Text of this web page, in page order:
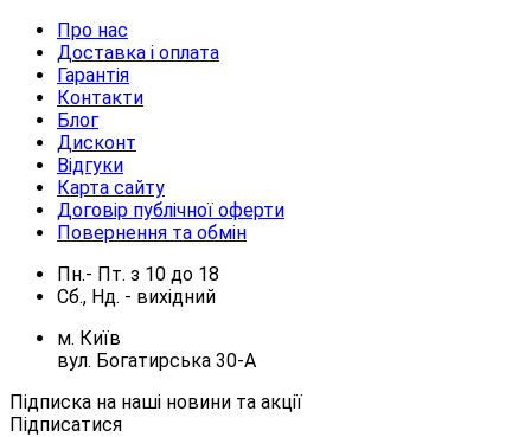
Про нас
Доставка і оплата
Гарантія
Контакти
Блог
Дисконт
Відгуки
Карта сайту
Договір публічної оферти
Повернення та обмін
Пн.- Пт. з 10 до 18
Сб., Нд. - вихідний
м. Київ
вул. Богатирська 30-А
Підписка на наші новини та акції
Підписатися